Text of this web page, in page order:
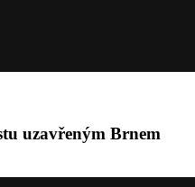
uzavřeným Brnem